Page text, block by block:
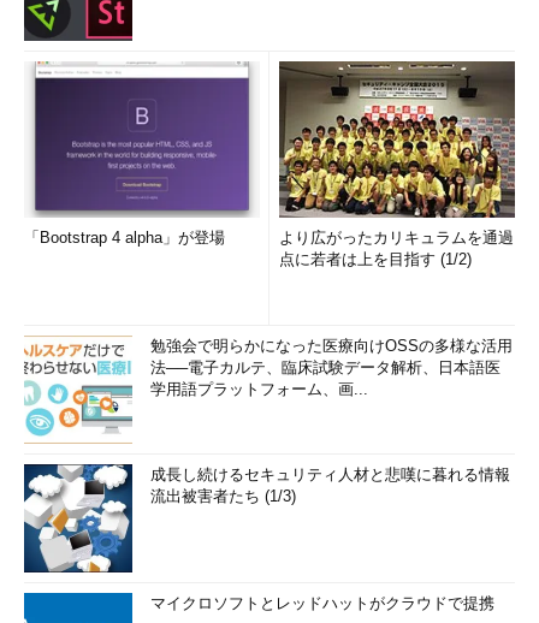
「Bootstrap 4 alpha」が登場
より広がったカリキュラムを通過
点に若者は上を目指す (1/2)
勉強会で明らかになった医療向けOSSの多様な活用
法──電子カルテ、臨床試験データ解析、日本語医
学用語プラットフォーム、画...
成長し続けるセキュリティ人材と悲嘆に暮れる情報
流出被害者たち (1/3)
マイクロソフトとレッドハットがクラウドで提携